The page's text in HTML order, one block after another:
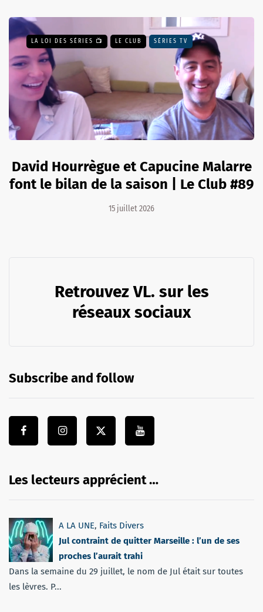
LA LOI DES SÉRIES 📺 LE CLUB SÉRIES TV
David Hourrègue et Capucine Malarre
font le bilan de la saison | Le Club #89
15 juillet 2026
Retrouvez VL. sur les
réseaux sociaux
Subscribe and follow
Les lecteurs apprécient …
A LA UNE, Faits Divers
Jul contraint de quitter Marseille : l’un de ses
proches l’aurait trahi
Dans la semaine du 29 juillet, le nom de Jul était sur toutes
les lèvres. P...